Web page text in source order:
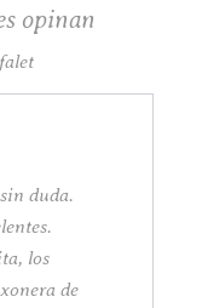
opinan
duda.
los
de